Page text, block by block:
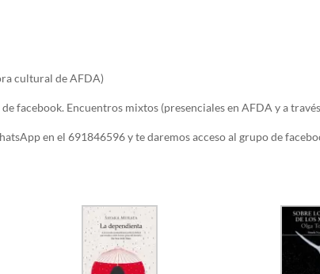
cultural de AFDA)
facebook. Encuentros mixtos (presenciales en AFDA y a
en el 691846596 y te daremos acceso al grupo de